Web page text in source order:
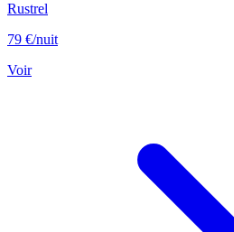
Rustrel
79 €/nuit
Voir